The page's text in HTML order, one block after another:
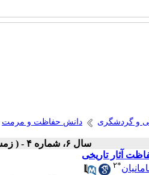
و گردشگری دانش حفاظت و مرمت
سال ۶، شماره ۴ - ( زمستان ۱۴۰۲ )
آثار تاریخی
*۲